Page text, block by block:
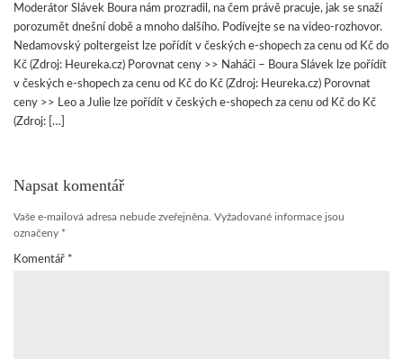
Moderátor Slávek Boura nám prozradil, na čem právě pracuje, jak se snaží
porozumět dnešní době a mnoho dalšího. Podívejte se na video-rozhovor.
Nedamovský poltergeist lze pořídít v českých e-shopech za cenu od Kč do
Kč (Zdroj: Heureka.cz) Porovnat ceny >> Naháči – Boura Slávek lze pořídít
v českých e-shopech za cenu od Kč do Kč (Zdroj: Heureka.cz) Porovnat
ceny >> Leo a Julie lze pořídít v českých e-shopech za cenu od Kč do Kč
(Zdroj: […]
Napsat komentář
Vaše e-mailová adresa nebude zveřejněna. Vyžadované informace jsou
označeny *
Komentář *